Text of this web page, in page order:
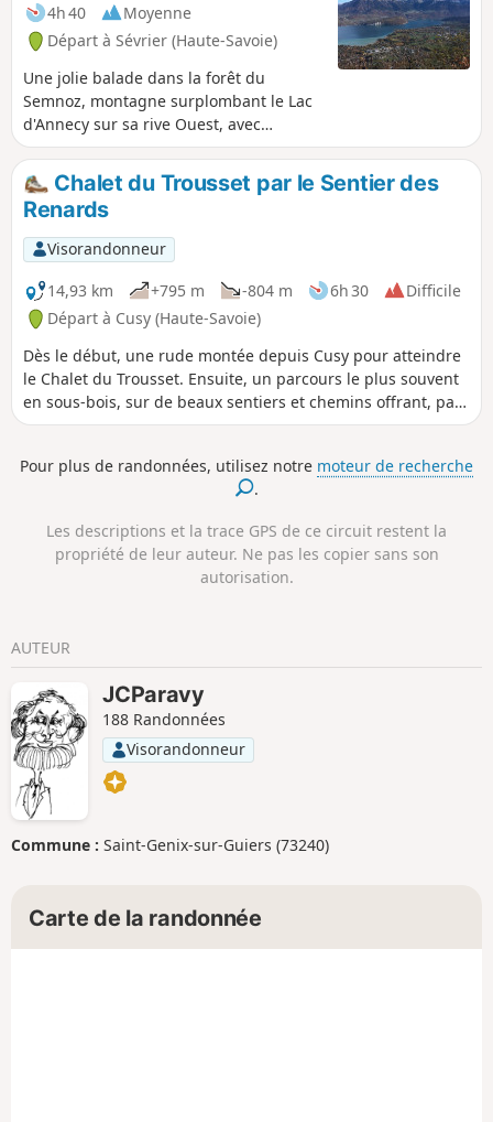
4h 40
Moyenne
Départ à Sévrier (Haute-Savoie)
Une jolie balade dans la forêt du
Semnoz, montagne surplombant le Lac
d'Annecy sur sa rive Ouest, avec
quelques échappées visuelles
intéressantes sur ce lac. Cette balade
peut être réalisée par temps chaud et
ensoleillé, la totalité du parcours étant à
couvert.
Chalet du Trousset par le Sentier des
Renards
Visorandonneur
14,93 km
+795 m -804 m 6h 30
Difficile
Départ à Cusy (Haute-Savoie)
Dès le début, une rude montée depuis Cusy pour atteindre
le Chalet du Trousset. Ensuite, un parcours le plus souvent
en sous-bois, sur de beaux sentiers et chemins offrant, par
endroits, de jolies vues. Application Visorando fortement
Pour plus de randonnées, utilisez notre moteur de recherche
.
Les descriptions et la trace GPS de ce circuit restent la
propriété de leur auteur. Ne pas les copier sans son
autorisation.
AUTEUR
JCParavy
188 Randonnées
Visorandonneur
Commune : Saint-Genix-sur-Guiers (73240)
Carte de la randonnée